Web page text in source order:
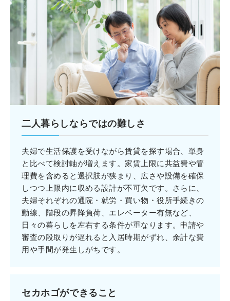
二人暮らしならではの難しさ
夫婦で生活保護を受けながら賃貸を探す場合、単身
と比べて検討軸が増えます。家賃上限に共益費や管
理費を含めると選択肢が狭まり、広さや設備を確保
しつつ上限内に収める設計が不可欠です。さらに、
夫婦それぞれの通院・就労・買い物・役所手続きの
動線、階段の昇降負荷、エレベーター有無など、
日々の暮らしを左右する条件が重なります。申請や
審査の段取りが遅れると入居時期がずれ、余計な費
用や手間が発生しがちです。
セカホゴができること